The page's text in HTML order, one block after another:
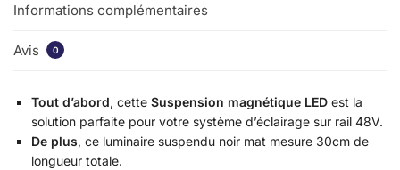
Informations complémentaires
Avis 0
Tout d’abord, cette Suspension magnétique LED est la
solution parfaite pour votre système d’éclairage sur rail 48V.
De plus, ce luminaire suspendu noir mat mesure 30cm de
longueur totale.